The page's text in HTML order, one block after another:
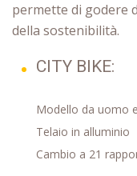
permette di godere
della sostenibilità.
CITY BIKE:
Modello da uomo
Telaio in alluminio
Cambio a 21